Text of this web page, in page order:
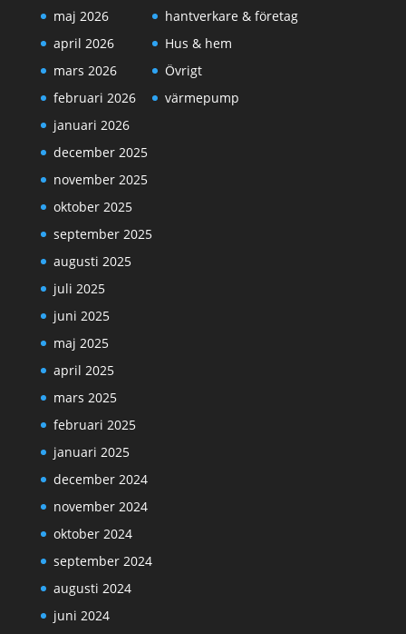
maj 2026
april 2026
mars 2026
februari 2026
januari 2026
december 2025
november 2025
oktober 2025
september 2025
augusti 2025
juli 2025
juni 2025
maj 2025
april 2025
mars 2025
februari 2025
januari 2025
december 2024
november 2024
oktober 2024
september 2024
augusti 2024
juni 2024
hantverkare & företag
Hus & hem
Övrigt
värmepump